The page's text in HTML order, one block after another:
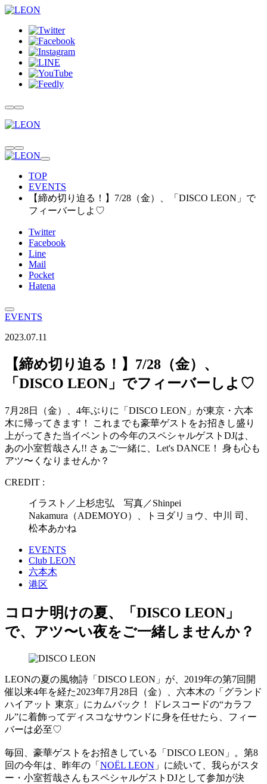
TOP
EVENTS
【締め切り迫る！】7/28（金）、「DISCO LEON」で
フィーバーしよ♡
Twitter
Facebook
Line
Mail
Pocket
Hatena
EVENTS
2023.07.11
【締め切り迫る！】7/28（金）、
「DISCO LEON」でフィーバーしよ♡
7月28日（金）、4年ぶりに「DISCO LEON」が東京・六本
木に帰ってきます！ これまでも豪華ゲストをお招きし盛り
上がってきた当イベントの今年のスペシャルゲストDJは、
あの小室哲哉さん!! さぁご一緒に、Let's DANCE！ 身も心も
アツ〜くなりませんか？
CREDIT :
イラスト／上杉忠弘 写真／Shinpei
Nakamura（ADEMOYO）、トヨダリョウ、中川 司、
松本あかね
EVENTS
Club LEON
六本木
港区
コロナ明けの夏、「DISCO LEON」
で、アツ〜い夜をご一緒しませんか？
LEONの夏の風物詩「DISCO LEON」が、2019年の第7回開
催以来4年を経た2023年7月28日（金）、六本木の「グランド
ハイアット 東京」にカムバック！ ドレスコードの“カラフ
ル”に着飾ってディスコなサウンドに身を任せたら、フィー
バーは必至♡
毎回、豪華ゲストをお招きしている「DISCO LEON」。第8
回の今年は、昨年の「 NOËL LEON 」に続いて、我らがスタ
ー・小室哲哉さんもスペシャルゲストDJとして参加が決